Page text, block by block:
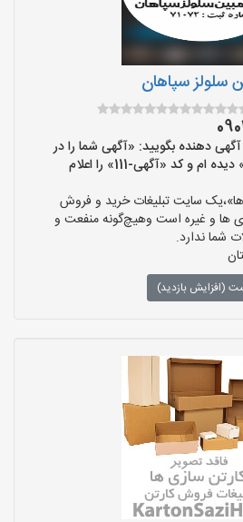
سلولز سپاهان
دهنده بگویید: «آگهی شما را در
سایت «کارتن سازی ها» دیده ام و کد «آگهی-111» را اعلام
سایت تبلیغات خرید و فروش
ها و غیره است وهیچ‌گونه منفعت و
شما ندارد.
(افزایش بازدید)